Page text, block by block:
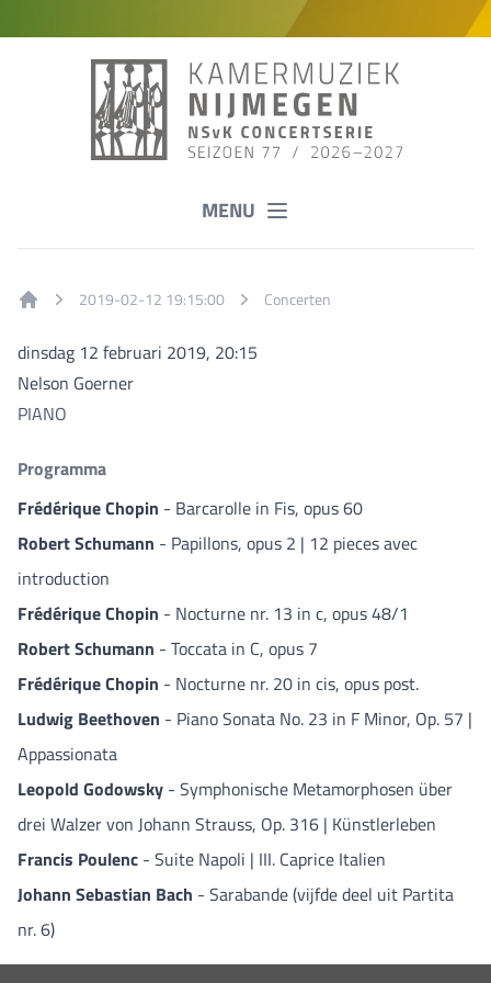
MENU
2019-02-12 19:15:00 Concerten
dinsdag 12 februari 2019, 20:15
Nelson Goerner
PIANO
Programma
Frédérique Chopin - Barcarolle in Fis, opus 60
Robert Schumann - Papillons, opus 2 | 12 pieces avec
introduction
Frédérique Chopin - Nocturne nr. 13 in c, opus 48/1
Robert Schumann - Toccata in C, opus 7
Frédérique Chopin - Nocturne nr. 20 in cis, opus post.
Ludwig Beethoven - Piano Sonata No. 23 in F Minor, Op. 57 |
Appassionata
Leopold Godowsky - Symphonische Metamorphosen über
drei Walzer von Johann Strauss, Op. 316 | Künstlerleben
Francis Poulenc - Suite Napoli | III. Caprice Italien
Johann Sebastian Bach - Sarabande (vijfde deel uit Partita
nr. 6)